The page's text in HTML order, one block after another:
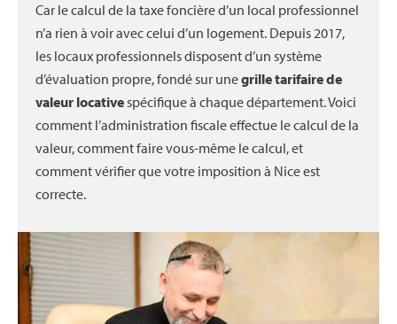
Car le calcul de la taxe foncière d’un local professionnel
n’a rien à voir avec celui d’un logement. Depuis 2017,
les locaux professionnels disposent d’un système
d’évaluation propre, fondé sur unegrille tarifaire de
valeur locativespécifique à chaque département. Voici
comment l’administration fiscale effectue le calcul de la
valeur, comment faire vous-même le calcul, et
comment vérifier que votre imposition à Nice est
correcte.